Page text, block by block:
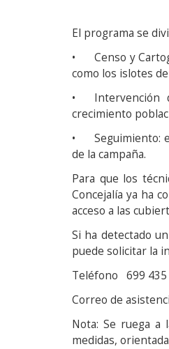
El programa se
•
Censo y
como los islotes
•
Intervención
crecimiento
•
Seguimiento:
de la campaña.
Para que los
Concejalía ya ha
acceso a las
Si ha detectado
puede solicitar la
Teléfono 699 435
Correo de
Nota: Se ruega a
medidas,